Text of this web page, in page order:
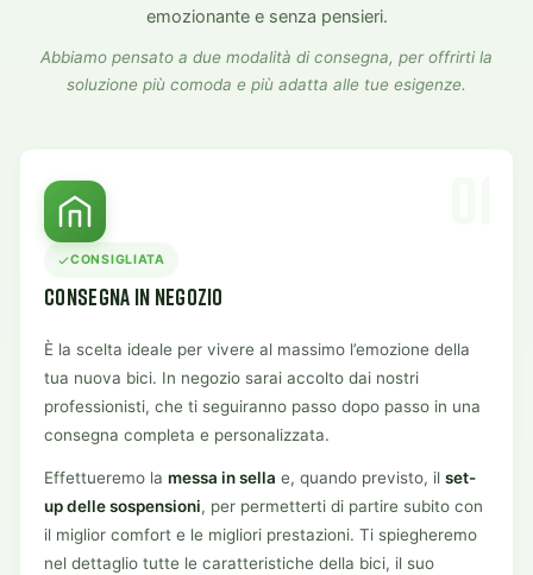
emozionante e senza pensieri.
Abbiamo pensato a due modalità di consegna, per offrirti la
soluzione più comoda e più adatta alle tue esigenze.
CONSIGLIATA
CONSEGNA IN NEGOZIO
È la scelta ideale per vivere al massimo l’emozione della
tua nuova bici. In negozio sarai accolto dai nostri
professionisti, che ti seguiranno passo dopo passo in una
consegna completa e personalizzata.
Effettueremo la messa in sella e, quando previsto, il set-
up delle sospensioni, per permetterti di partire subito con
il miglior comfort e le migliori prestazioni. Ti spiegheremo
nel dettaglio tutte le caratteristiche della bici, il suo